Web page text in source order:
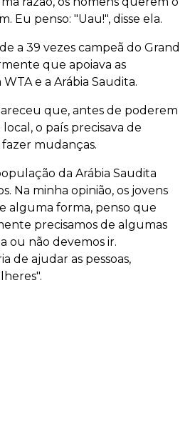
Eu penso: "Uau!", disse ela.
a 39 vezes campeã do Grand
que apoiava as
e a Arábia Saudita.
que, antes de poderem
o país precisava de
mudanças.
da Arábia Saudita
Na minha opinião, os jovens
alguma forma, penso que
precisamos de algumas
ou não devemos ir.
de ajudar as pessoas,